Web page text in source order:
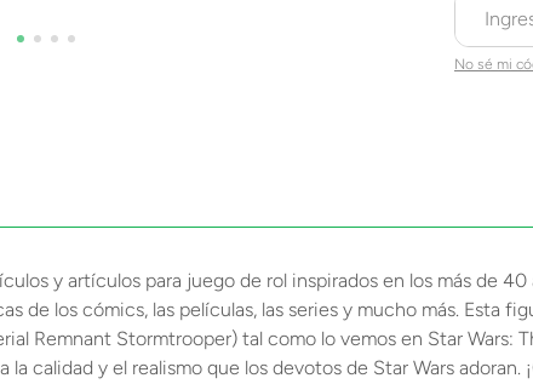
No sé mi
y artículos para juego de rol inspirados en los más de
de los cómics, las películas, las series y mucho más. Esta
Remnant Stormtrooper) tal como lo vemos en Star Wars:
calidad y el realismo que los devotos de Star Wars